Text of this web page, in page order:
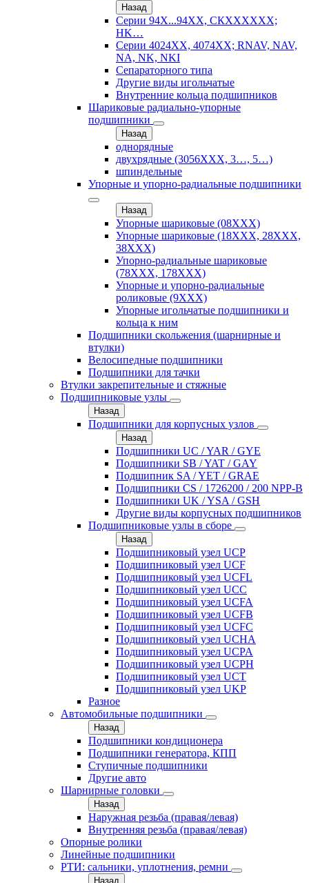
Назад
Серии 94Х...94ХХ, СКХХХХХХ;
HK…
Серии 4024ХХ, 4074ХХ; RNAV, NAV,
NA, NK, NKI
Сепараторного типа
Другие виды игольчатые
Внутренние кольца подшипников
Шариковые радиально-упорные
подшипники
Назад
однорядные
двухрядные (3056ХХХ, 3…, 5…)
шпиндельные
Упорные и упорно-радиальные подшипники
Назад
Упорные шариковые (08XXX)
Упорные шариковые (18XXX, 28XXХ,
38ХХХ)
Упорно-радиальные шариковые
(78XXX, 178ХХХ)
Упорные и упорно-радиальные
роликовые (9ХХХ)
Упорные игольчатые подшипники и
кольца к ним
Подшипники скольжения (шарнирные и
втулки)
Велосипедные подшипники
Подшипники для тачки
Втулки закрепительные и стяжные
Подшипниковые узлы
Назад
Подшипники для корпусных узлов
Назад
Подшипники UC / YAR / GYE
Подшипники SB / YAT / GAY
Подшипник SA / YET / GRAE
Подшипники CS / 1726200 / 200 NPP-B
Подшипники UK / YSA / GSH
Другие виды корпусных подшипников
Подшипниковые узлы в сборе
Назад
Подшипниковый узел UCP
Подшипниковый узел UCF
Подшипниковый узел UCFL
Подшипниковый узел UCC
Подшипниковый узел UCFA
Подшипниковый узел UCFB
Подшипниковый узел UCFC
Подшипниковый узел UCHA
Подшипниковый узел UCPA
Подшипниковый узел UCPH
Подшипниковый узел UCT
Подшипниковый узел UKP
Разное
Автомобильные подшипники
Назад
Подшипники кондиционера
Подшипники генератора, КПП
Ступичные подшипники
Другие авто
Шарнирные головки
Назад
Наружная резьба (правая/левая)
Внутренняя резьба (правая/левая)
Опорные ролики
Линейные подшипники
РТИ: сальники, уплотнения, ремни
Назад